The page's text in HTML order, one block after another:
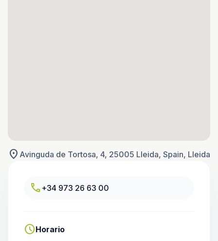
location_on Avinguda de Tortosa, 4, 25005 Lleida, Spain, Lleida
call +34 973 26 63 00
scheduleHorario